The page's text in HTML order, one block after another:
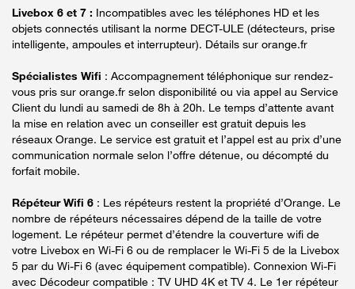
Livebox 6 et 7 : Incompatibles avec les téléphones HD et les
objets connectés utilisant la norme DECT-ULE (détecteurs, prise
intelligente, ampoules et interrupteur). Détails sur orange.fr
Spécialistes Wifi : Accompagnement téléphonique sur rendez-
vous pris sur orange.fr selon disponibilité ou via appel au Service
Client du lundi au samedi de 8h à 20h. Le temps d’attente avant
la mise en relation avec un conseiller est gratuit depuis les
réseaux Orange. Le service est gratuit et l’appel est au prix d’une
communication normale selon l’offre détenue, ou décompté du
forfait mobile.
Répéteur Wifi 6 : Les répéteurs restent la propriété d’Orange. Le
nombre de répéteurs nécessaires dépend de la taille de votre
logement. Le répéteur permet d’étendre la couverture wifi de
votre Livebox en Wi-Fi 6 ou de remplacer le Wi-Fi 5 de la Livebox
5 par du Wi-Fi 6 (avec équipement compatible). Connexion Wi-Fi
avec Décodeur compatible : TV UHD 4K et TV 4. Le 1er répéteur